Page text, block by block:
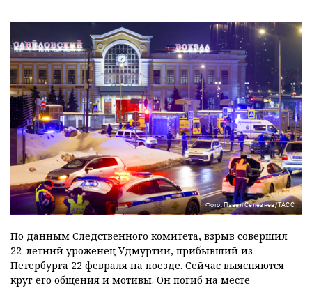
Фото: Павел Селезнев/ТАСС
По данным Следственного комитета, взрыв совершил
22-летний уроженец Удмуртии, прибывший из
Петербурга 22 февраля на поезде. Сейчас выясняются
круг его общения и мотивы. Он погиб на месте